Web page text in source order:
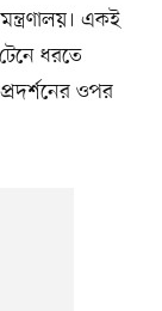
একই
ধরতে
ওপর